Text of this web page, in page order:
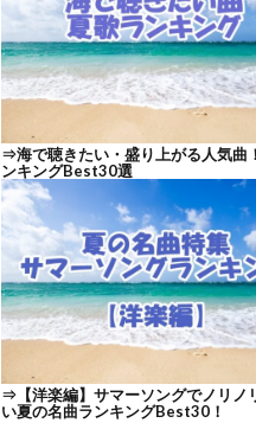
⇒海で聴きたい・盛り上がる人気曲
ンキングBest30選
⇒ 【洋楽編】サマーソングでノリノ
い夏の名曲ランキングBest30！